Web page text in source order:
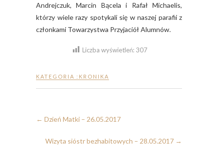
Andrejczuk, Marcin Bącela i Rafał Michaelis,
którzy wiele razy spotykali się w naszej parafii z
członkami Towarzystwa Przyjaciół Alumnów.
Liczba wyświetleń: 307
KATEGORIA : KRONIKA
← Dzień Matki – 26.05.2017
Wizyta sióstr bezhabitowych – 28.05.2017 →